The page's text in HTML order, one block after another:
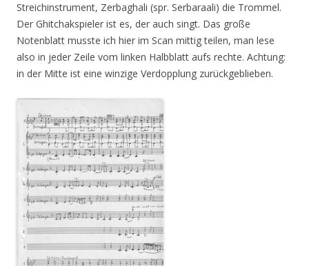
Streichinstrument, Zerbaghali (spr. Serbaraali) die Trommel.
Der Ghitchakspieler ist es, der auch singt. Das große
Notenblatt musste ich hier im Scan mittig teilen, man lese
also in jeder Zeile vom linken Halbblatt aufs rechte. Achtung:
in der Mitte ist eine winzige Verdopplung zurückgeblieben.